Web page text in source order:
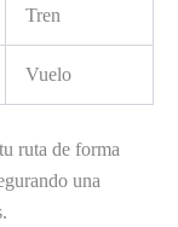
Tren
Vuelo
tu ruta de forma
una